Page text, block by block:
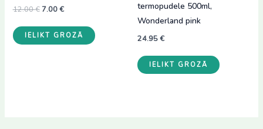
12.00€ Original
was:
12.00 €.
7.00€Current
is:
7.00 €.
IELIKT GROZĀ
termopudele 500ml,
Wonderland pink
24.95€
IELIKT GROZĀ